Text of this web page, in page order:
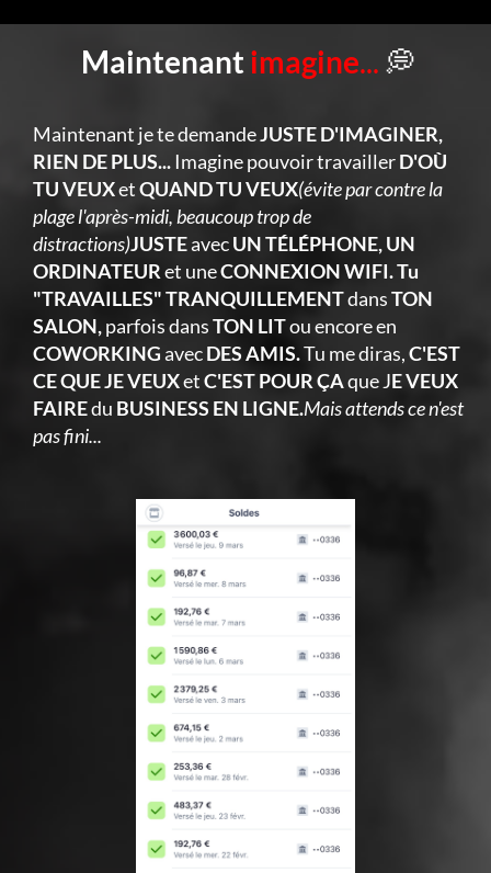
Maintenant imagine... 💭
Maintenant je te demandeJUSTE D'IMAGINER,
RIEN DE PLUS... Imagine pouvoir travaillerD'OÙ
TU VEUXetQUAND TU VEUX(évite par contre la
plage l'après-midi, beaucoup trop de
distractions)JUSTEavecUN TÉLÉPHONE, UN
ORDINATEURet uneCONNEXION WIFI. Tu
"TRAVAILLES" TRANQUILLEMENTdansTON
SALON,parfois dansTON LITou encore en
COWORKINGavecDES AMIS.Tu me diras,C'EST
CE QUE JE VEUXetC'EST POUR ÇAque JE VEUX
FAIREdu BUSINESS EN LIGNE.Mais attends ce n'est
pas fini...